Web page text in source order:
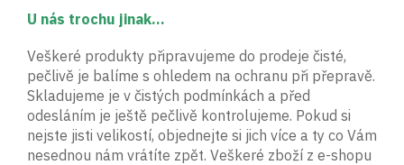
U nás trochu jinak...
Veškeré produkty připravujeme do prodeje čisté,
pečlivě je balíme s ohledem na ochranu při přepravě.
Skladujeme je v čistých podmínkách a před
odesláním je ještě pečlivě kontrolujeme. Pokud si
nejste jisti velikostí, objednejte si jich více a ty co Vám
nesednou nám vrátíte zpět. Veškeré zboží z e-shopu